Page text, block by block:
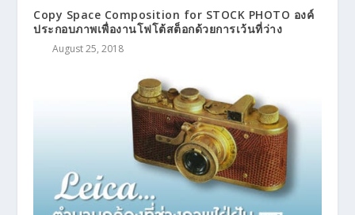
Copy Space Composition for STOCK PHOTO องค์
ประกอบภาพเพื่องานโฟโต้สต็อกด้วยการเว้นที่ว่าง
August 25, 2018